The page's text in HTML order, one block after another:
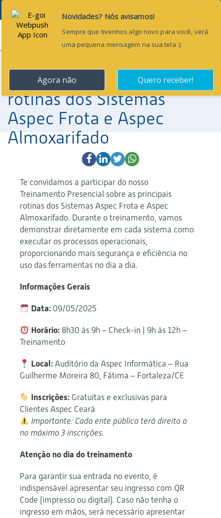
Menu
17 de abril de 2025
Domine as principais
rotinas dos Sistemas
Aspec Frota e Aspec
Almoxarifado
Te convidamos a participar do nosso
Treinamento Presencial sobre as principais
rotinas dos Sistemas Aspec Frota e Aspec
Almoxarifado. Durante o treinamento, vamos
demonstrar diretamente em cada sistema como
executar os processos operacionais,
proporcionando mais segurança e eficiência no
uso das ferramentas no dia a dia.
Informações Gerais
Data: 09/05/2025
Horário: 8h30 às 9h – Check-in | 9h às 12h –
Treinamento
Local: Auditório da Aspec Informática – Rua
Guilherme Moreira 80, Fátima – Fortaleza/CE
Inscrições: Gratuitas e exclusivas para
Clientes Aspec Ceará
Importante: Cada ente público terá direito a
no máximo 3 inscrições.
Atenção no dia do treinamento
Para garantir sua entrada no evento, é
indispensável apresentar seu ingresso com QR
Code (impresso ou digital). Caso não tenha o
ingresso em mãos, será necessário apresentar